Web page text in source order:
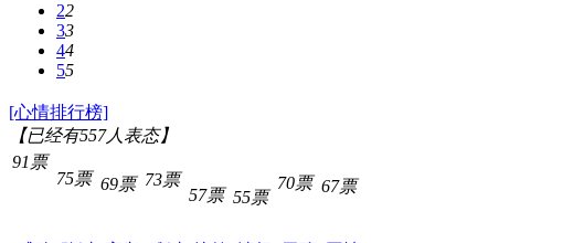
22
33
44
55
[心情排行榜]
【已经有557人表态】
91票
75票 69票 73票
57票 55票
70票 67票